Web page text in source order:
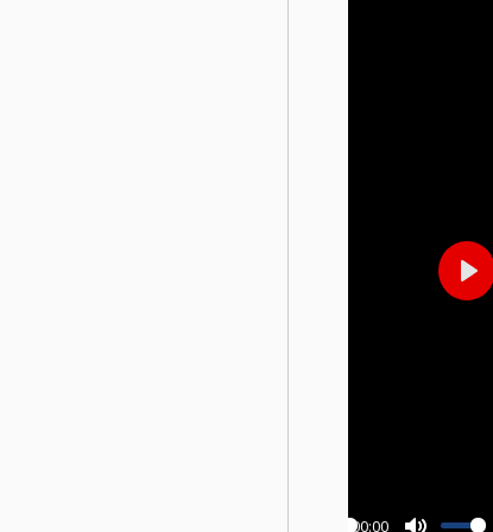
00:00
Play